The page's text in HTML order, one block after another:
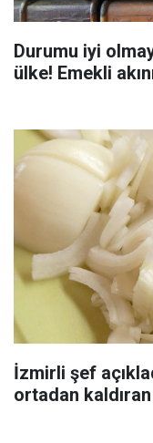
Durumu iyi
ülke! Emekli
İzmirli şef
ortadan kaldıran